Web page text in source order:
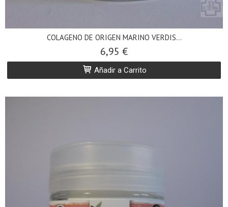
COLAGENO DE ORIGEN MARINO VERDIS...
6,95 €
Añadir a Carrito